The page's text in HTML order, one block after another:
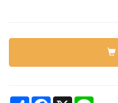
Share Facebook
X